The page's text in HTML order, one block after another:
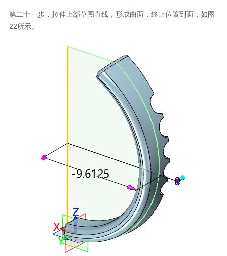
第二十一步，拉伸上部草图直线，形成曲面，终止位置到面，如图
22所示。